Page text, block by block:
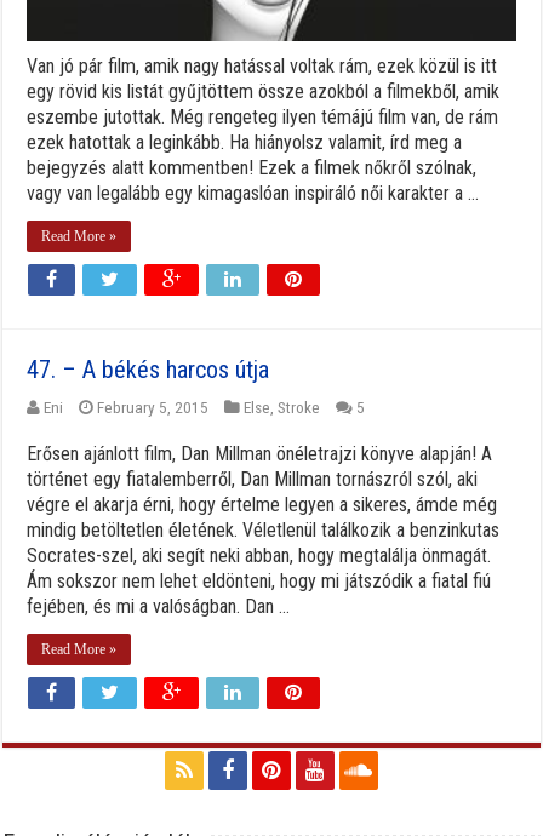
Van jó pár film, amik nagy hatással voltak rám, ezek közül is itt
egy rövid kis listát gyűjtöttem össze azokból a filmekből, amik
eszembe jutottak. Még rengeteg ilyen témájú film van, de rám
ezek hatottak a leginkább. Ha hiányolsz valamit, írd meg a
bejegyzés alatt kommentben! Ezek a filmek nőkről szólnak,
vagy van legalább egy kimagaslóan inspiráló női karakter a ...
Read More »
47. – A békés harcos útja
Eni February 5, 2015 Else ,Stroke 5
Erősen ajánlott film, Dan Millman önéletrajzi könyve alapján! A
történet egy fiatalemberről, Dan Millman tornászról szól, aki
végre el akarja érni, hogy értelme legyen a sikeres, ámde még
mindig betöltetlen életének. Véletlenül találkozik a benzinkutas
Socrates-szel, aki segít neki abban, hogy megtalálja önmagát.
Ám sokszor nem lehet eldönteni, hogy mi játszódik a fiatal fiú
fejében, és mi a valóságban. Dan ...
Read More »